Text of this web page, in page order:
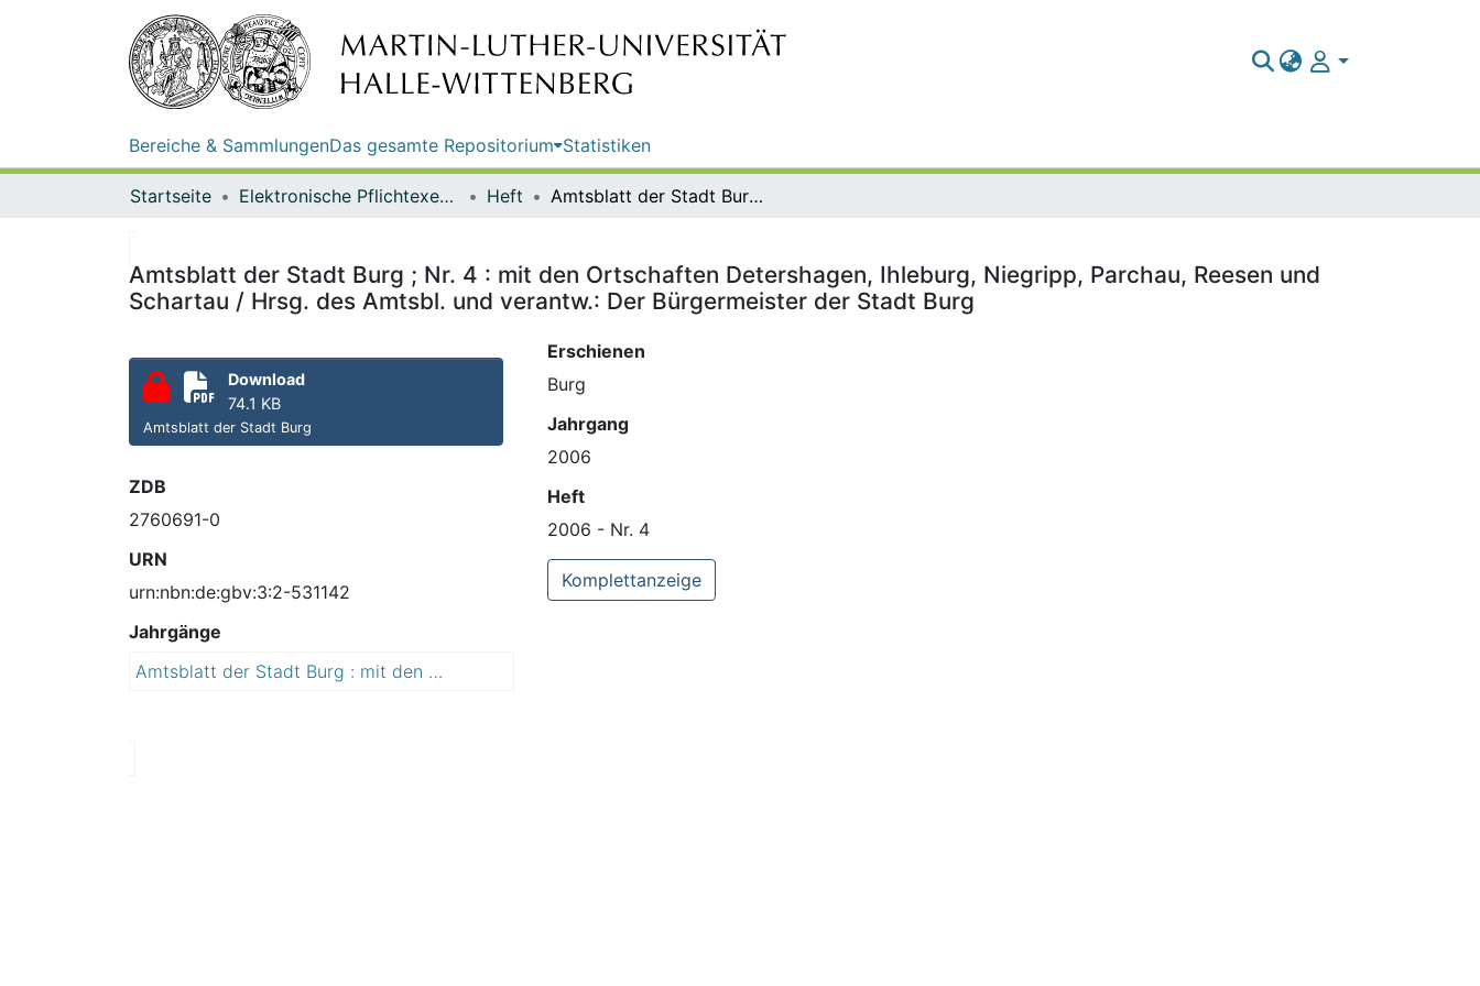
Bereiche & SammlungenDas gesamte Repositorium Statistiken
Startseite Elektronische Pflichtexemplare Heft Amtsblatt der Stadt Burg ; Nr. 4 : mit den Ortschaften Detershagen, Ihleburg, Niegripp, Parchau, Reesen und Schartau / Hrsg. des Amtsbl. und verantw.: Der Bürgermeister der Stadt Burg
Amtsblatt der Stadt Burg ; Nr. 4 : mit den Ortschaften Detershagen, Ihleburg, Niegripp, Parchau, Reesen und
Schartau / Hrsg. des Amtsbl. und verantw.: Der Bürgermeister der Stadt Burg
Download
74.1 KB
Amtsblatt der Stadt Burg
ZDB
2760691-0
URN
urn:nbn:de:gbv:3:2-531142
Jahrgänge
Amtsblatt der Stadt Burg : mit den Ortschaften Detershagen, Ihleburg, Niegripp, Parchau, Reesen und Schartau
Erschienen
Burg
Jahrgang
2006
Heft
2006 - Nr. 4
Komplettanzeige